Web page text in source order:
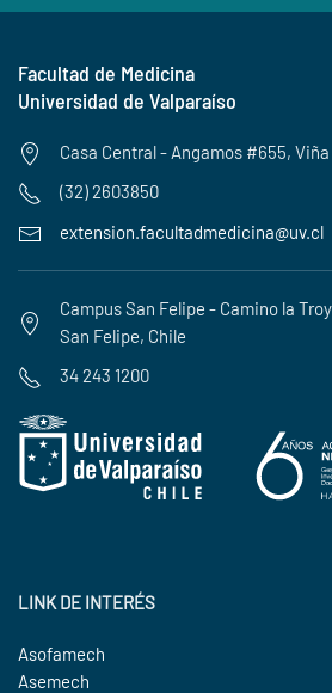
Facultad de Medicina
Universidad de Valparaíso
Casa Central - Angamos #655, Viña
(32) 2603850
extension.facultadmedicina@uv.cl
Campus San Felipe - Camino la
San Felipe, Chile
34 243 1200
LINK DE INTERÉS
Asofamech
Asemech